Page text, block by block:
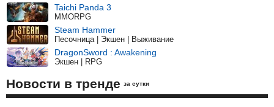
Taichi Panda 3
MMORPG
Steam Hammer
Песочница | Экшен | Выживание
DragonSword : Awakening
Экшен | RPG
Новости в тренде за сутки